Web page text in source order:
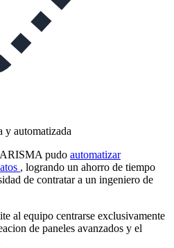
automatizada
pudo automatizar
, logrando un ahorro de tiempo
de contratar a un ingeniero de
al equipo centrarse exclusivamente
de paneles avanzados y el